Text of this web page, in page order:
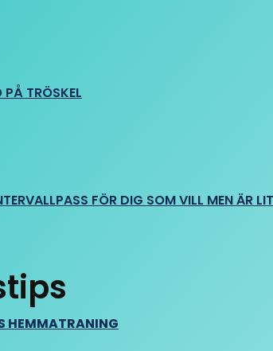
PÅ TRÖSKEL
FÖR DIG SOM VILL MEN ÄR